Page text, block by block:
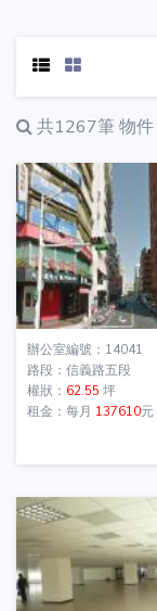
共1267筆 物件
辦公室編號：14041
路段：信義路五段
權狀： 62.55 坪
租金：每月 137610元